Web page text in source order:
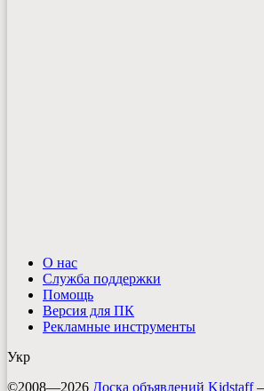
О нас
Служба поддержки
Помощь
Версия для ПК
Рекламные инструменты
Укр
©2008—2026 Доска объявлений Kidstaff—